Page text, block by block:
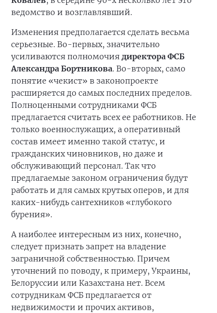
ведомство и возглавлявший.
Изменения предполагается сделать весьма
серьезные. Во-первых, значительно
усиливаются полномочия директора ФСБ
Александра Бортникова. Во-вторых, само
понятие «чекист» в законопроекте
расширяется до самых последних пределов.
Полноценными сотрудниками ФСБ
предлагается считать всех ее работников. Не
только военнослужащих, а оперативный
состав имеет именно такой статус, и
гражданских чиновников, но даже и
обслуживающий персонал. Так что
предлагаемые законом ограничения будут
работать и для самых крутых оперов, и для
каких-нибудь сантехников «глубокого
бурения».
А наиболее интересным из них, конечно,
следует признать запрет на владение
заграничной собственностью. Причем
уточнений по поводу, к примеру, Украины,
Белоруссии или Казахстана нет. Всем
сотрудникам ФСБ предлагается от
недвижимости и прочих активов,